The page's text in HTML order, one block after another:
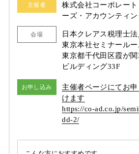
主催者
株式会社コーポレー
ーズ・アカウンティ
会場
日本クレアス税理士
東京本社セミナールー
東京都千代田区霞が
ビルディング33F
お申し込み
主催者ページにてお
けます
https://co-ad.co.jp/
dd-2/